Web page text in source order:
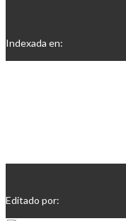
Indexada en:
Editado por: